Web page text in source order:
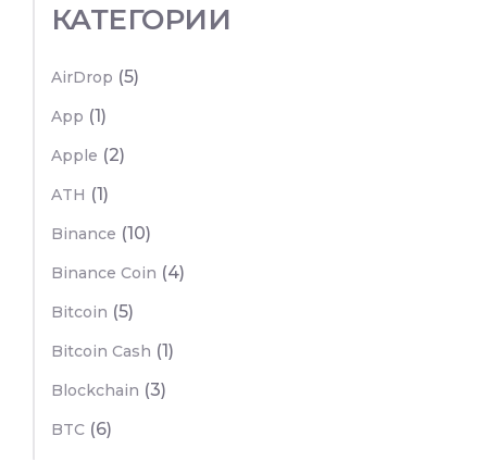
КАТЕГОРИИ
AirDrop (5)
App (1)
Apple (2)
ATH (1)
Binance (10)
Binance Coin (4)
Bitcoin (5)
Bitcoin Cash (1)
Blockchain (3)
BTC (6)